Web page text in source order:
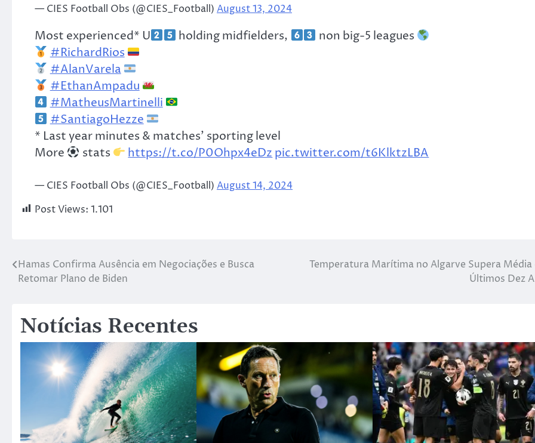
— CIES Football Obs (@CIES_Football) August 13, 2024
Most experienced* U holding midfielders,
non big-5 leagues
#RichardRios
#AlanVarela
#EthanAmpadu
#MatheusMartinelli
#SantiagoHezze
* Last year minutes & matches' sporting level
More
stats https://t.co/P0Ohpx4eDz pic.twitter.com/t6KlktzLBA
— CIES Football Obs (@CIES_Football) August 14, 2024
Post Views: 1.101
Hamas Confirma Ausência em Negociações e Busca
Retomar Plano de Biden
Temperatura Marítima no Algarve Supera Média
Últimos Dez
Notícias Recentes